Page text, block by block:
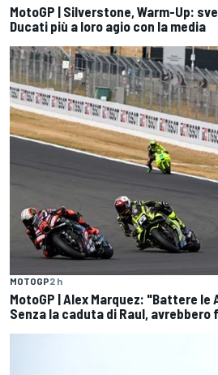
MotoGP | Silverstone, Warm-Up:
Ducati più a loro agio con la media
MOTOGP2 h
MotoGP | Alex Marquez: "Battere
Senza la caduta di Raul,